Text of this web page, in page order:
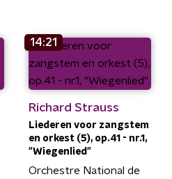
14:21
Richard Strauss
Liederen voor zangstem
en orkest (5), op.41 - nr.1,
"Wiegenlied"
Orchestre National de